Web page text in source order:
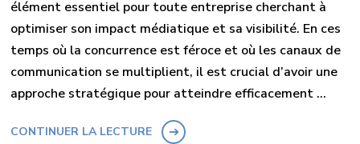
élément essentiel pour toute entreprise cherchant à
optimiser son impact médiatique et sa visibilité. En ces
temps où la concurrence est féroce et où les canaux de
communication se multiplient, il est crucial d’avoir une
approche stratégique pour atteindre efficacement …
CONTINUER LA LECTURE